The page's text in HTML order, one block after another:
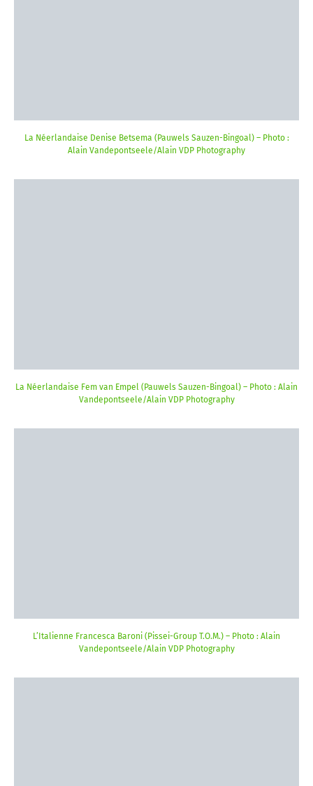
La Néerlandaise Denise Betsema (Pauwels Sauzen-Bingoal) – Photo :
Alain Vandepontseele/Alain VDP Photography
La Néerlandaise Fem van Empel (Pauwels Sauzen-Bingoal) – Photo : Alain
Vandepontseele/Alain VDP Photography
L’Italienne Francesca Baroni (Pissei-Group T.O.M.) – Photo : Alain
Vandepontseele/Alain VDP Photography